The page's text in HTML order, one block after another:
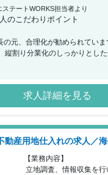
ステートWORKS担当者より
のこだわりポイント
の元、合理化が勧められてい
縦割り分業化のしっかりとした
べきことが明確に決まっている
きっちり働きたい方におすす
求人詳細を見る
動産用地仕入れの求人／
【業務内容】